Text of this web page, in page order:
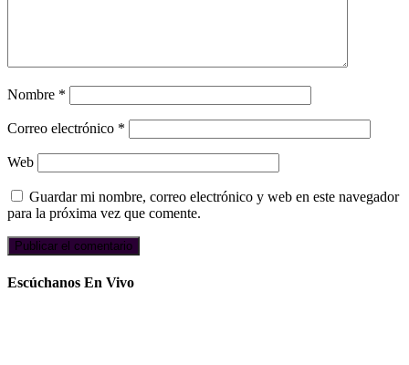
Nombre *
Correo electrónico *
Web
Guardar mi nombre, correo electrónico y web en este navegador
para la próxima vez que comente.
Escúchanos En Vivo